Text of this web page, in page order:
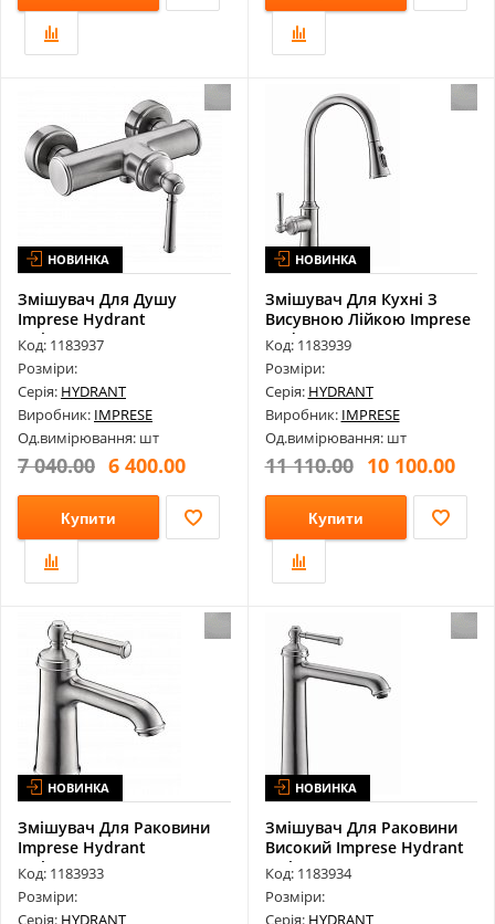
НОВИНКА
Змішувач Для Душу
Imprese Hydrant
Zmk031806080
Код: 1183937
Розміри:
Серія: HYDRANT
Виробник: IMPRESE
Од.вимірювання: шт
7 040.00 6 400.00
Купити
НОВИНКА
Змішувач Для Кухні З
Висувною Лійкою Imprese
Hydrant...
Код: 1183939
Розміри:
Серія: HYDRANT
Виробник: IMPRESE
Од.вимірювання: шт
11 110.00 10 100.00
Купити
НОВИНКА
Змішувач Для Раковини
Imprese Hydrant
Zmk031806010
Код: 1183933
Розміри:
Серія: HYDRANT
НОВИНКА
Змішувач Для Раковини
Високий Imprese Hydrant
Zmk031...
Код: 1183934
Розміри:
Серія: HYDRANT